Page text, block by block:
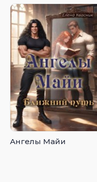
Ангелы Майи